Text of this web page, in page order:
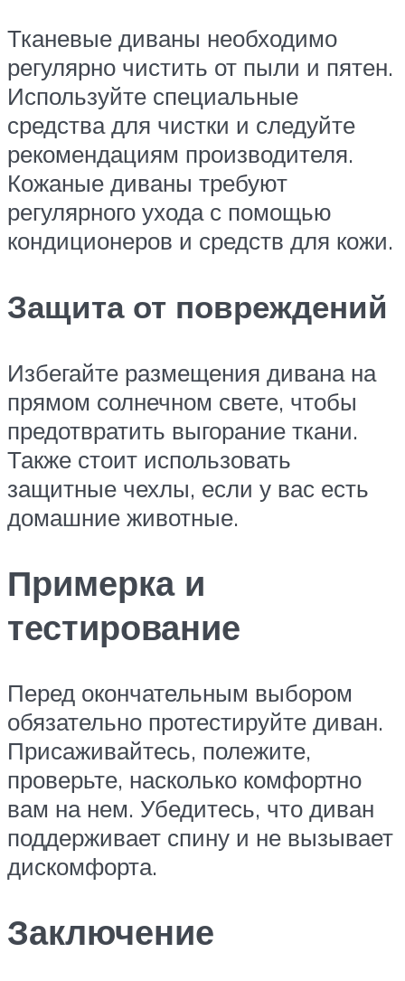
Тканевые диваны необходимо
регулярно чистить от пыли и пятен.
Используйте специальные
средства для чистки и следуйте
рекомендациям производителя.
Кожаные диваны требуют
регулярного ухода с помощью
кондиционеров и средств для кожи.
Защита от повреждений
Избегайте размещения дивана на
прямом солнечном свете, чтобы
предотвратить выгорание ткани.
Также стоит использовать
защитные чехлы, если у вас есть
домашние животные.
Примерка и
тестирование
Перед окончательным выбором
обязательно протестируйте диван.
Присаживайтесь, полежите,
проверьте, насколько комфортно
вам на нем. Убедитесь, что диван
поддерживает спину и не вызывает
дискомфорта.
Заключение